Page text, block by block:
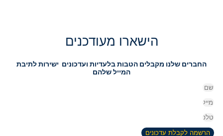
הישארו מעודכנים
החברים שלנו מקבלים הטבות בלעדיות ועדכונים ישירות לתיבת
המייל שלהם
הרשמה לקבלת עדכונים